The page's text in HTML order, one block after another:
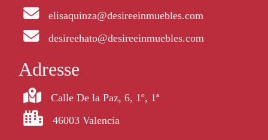
elisaquinza@desireeinmuebles.com
desireehato@desireeinmuebles.com
Adresse
Calle De la Paz, 6, 1º, 1ª
46003 Valencia